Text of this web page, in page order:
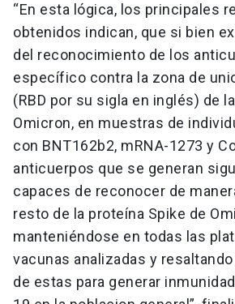
“En esta lógica, los principales
obtenidos indican, que si bien
del reconocimiento de los
específico contra la zona de
(RBD por su sigla en inglés) de
Omicron, en muestras de
con BNT162b2, mRNA-1273 y
anticuerpos que se generan
capaces de reconocer de
resto de la proteína Spike de
manteniéndose en todas las
vacunas analizadas y
de estas para generar